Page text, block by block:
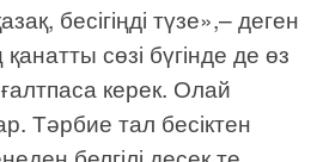
бесігіңді түзе»,– деген
сөзі бүгінде де өз
керек. Олай
Тәрбие тал бесіктен